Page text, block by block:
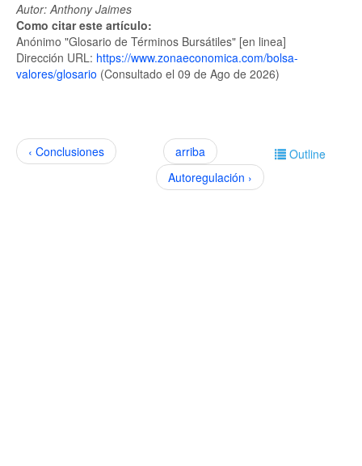
Autor: Anthony Jaimes
Como citar este artículo:
Anónimo "Glosario de Términos Bursátiles" [en linea]
Dirección URL: https://www.zonaeconomica.com/bolsa-
valores/glosario (Consultado el 09 de Ago de 2026)
Outline
‹ Conclusiones
arriba
Autoregulación ›